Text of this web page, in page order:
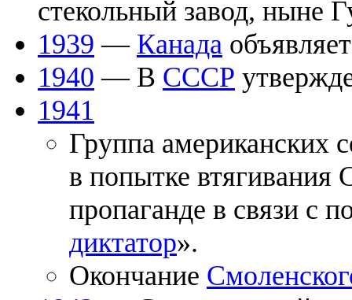
стекольный завод, ныне
1939 — Канада
1940 — В СССР
1941
Группа американских
в попытке
пропаганде в связи с
диктатор».
Окончание